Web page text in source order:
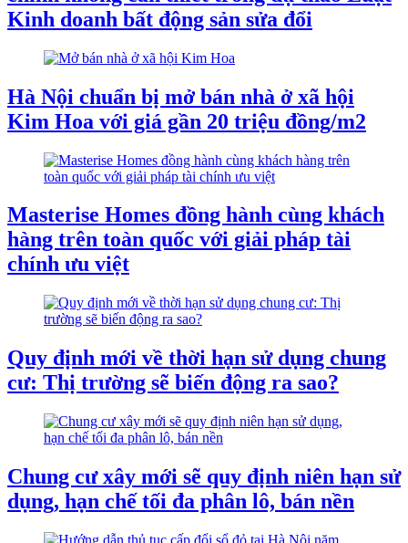
Kinh doanh bất động sản sửa đổi
Hà Nội chuẩn bị mở bán nhà ở xã hội
Kim Hoa với giá gần 20 triệu đồng/m2
Masterise Homes đồng hành cùng khách
hàng trên toàn quốc với giải pháp tài
chính ưu việt
Quy định mới về thời hạn sử dụng chung
cư: Thị trường sẽ biến động ra sao?
Chung cư xây mới sẽ quy định niên hạn sử
dụng, hạn chế tối đa phân lô, bán nền